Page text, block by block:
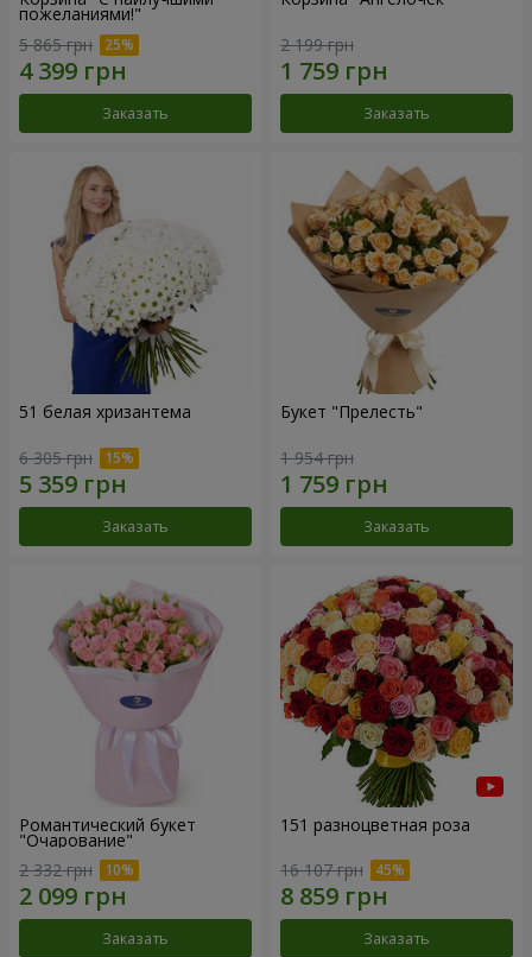
пожеланиями!"
5 865 грн
Заказать
2 199 грн
Заказать
51 белая хризантема
6 305 грн
Заказать
Букет "Прелесть"
1 954 грн
Заказать
Романтический букет
"Очарование"
2 332 грн
Заказать
151 разноцветная роза
16 107 грн
Заказать